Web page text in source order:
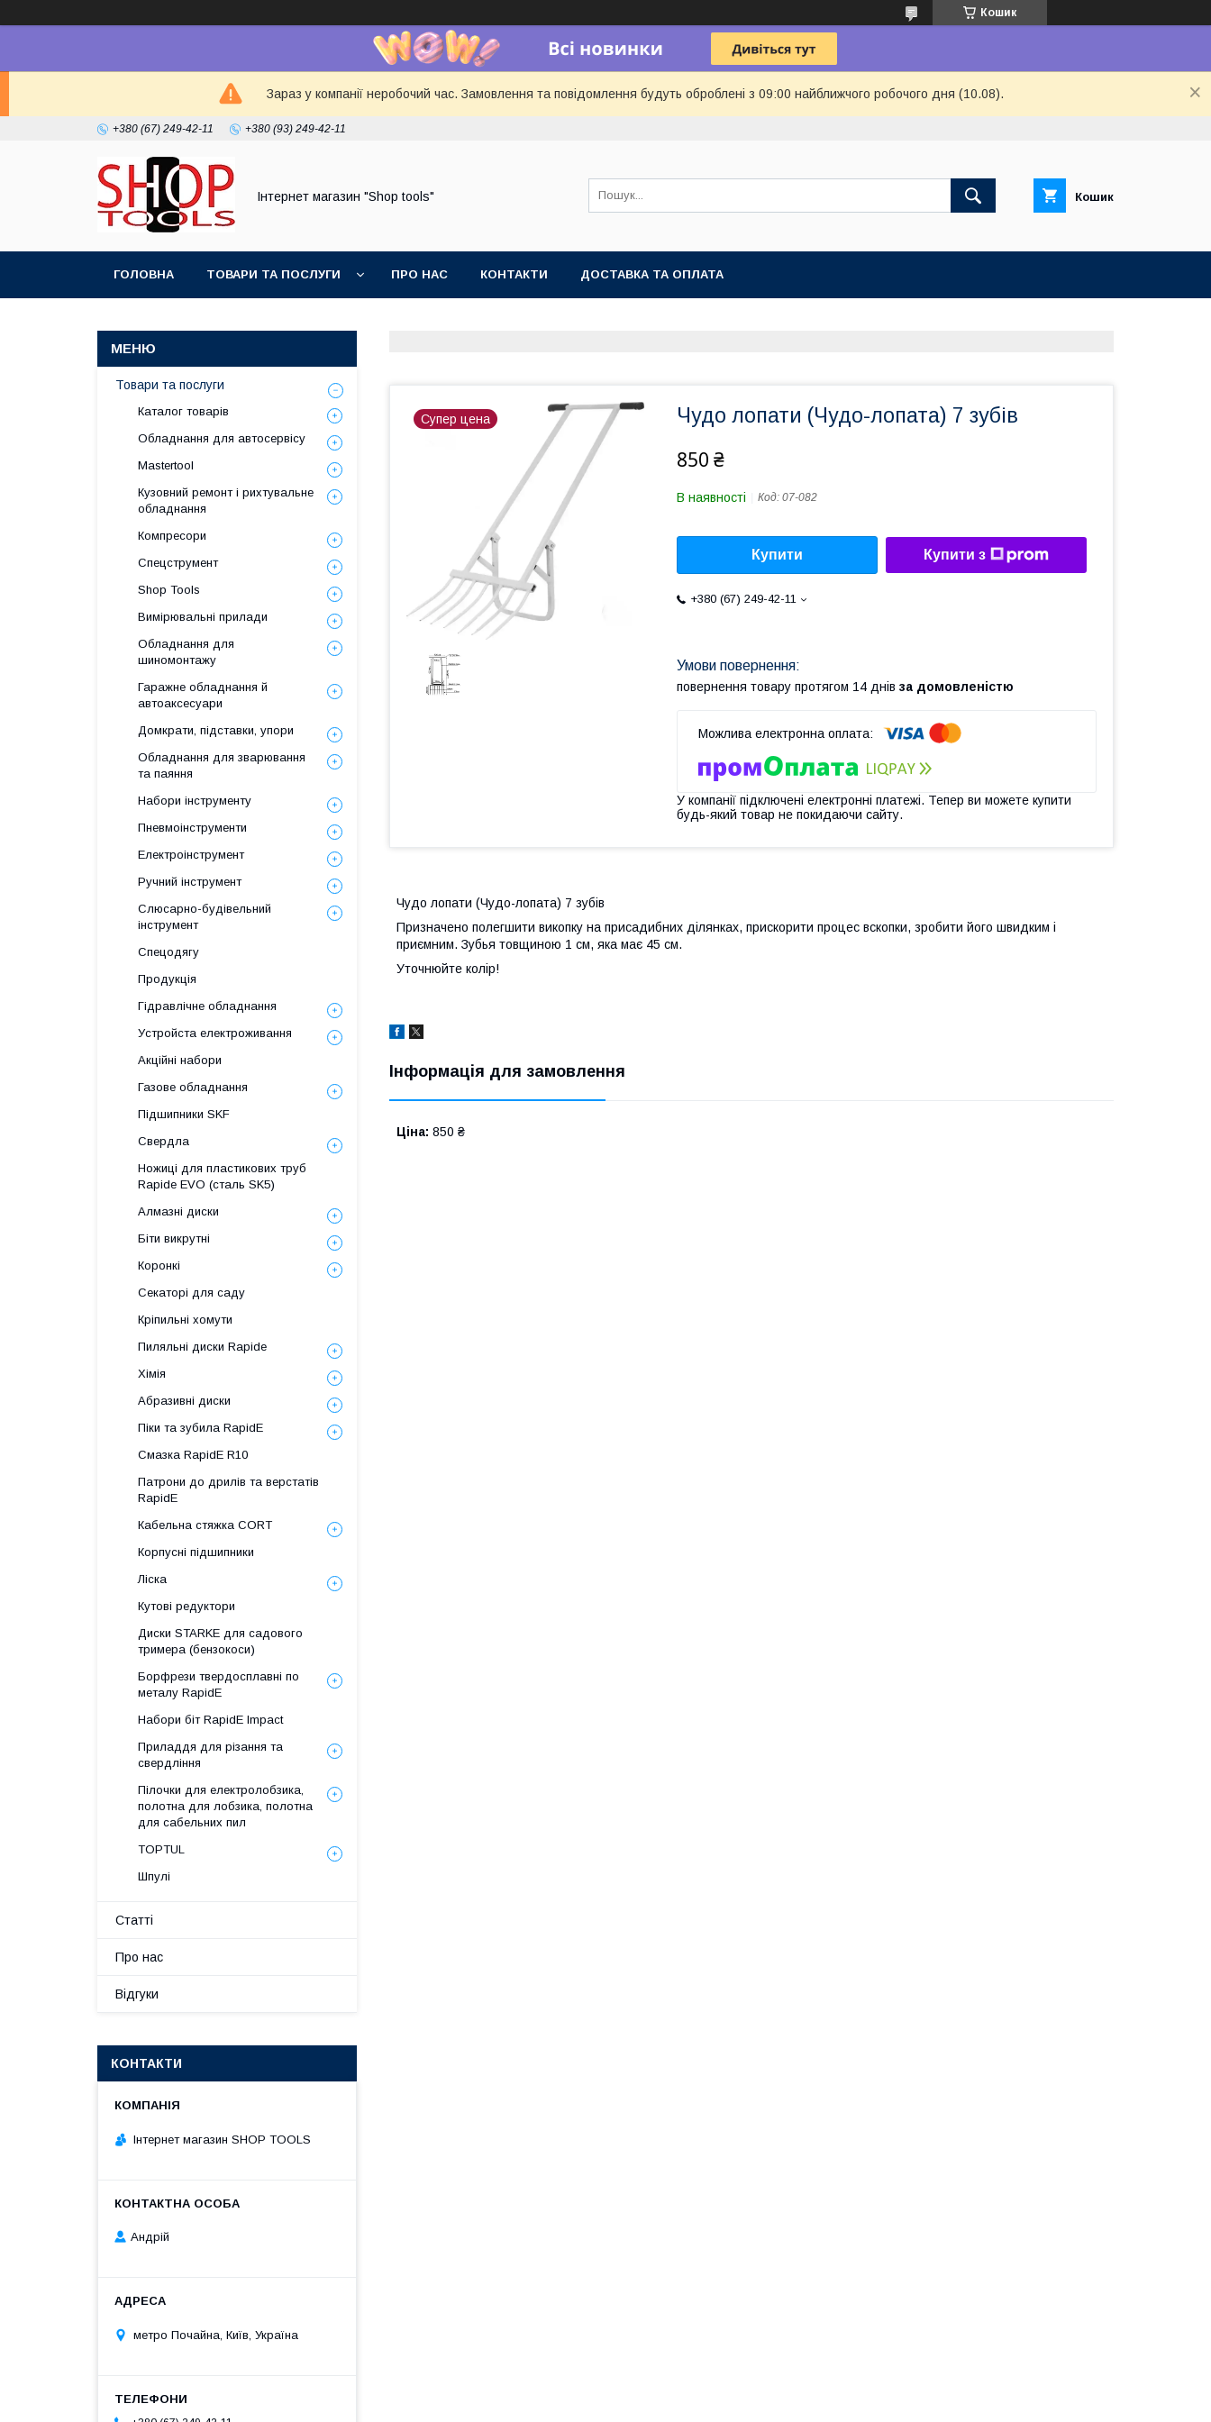
Кошик
Зараз у компанії неробочий час. Замовлення та повідомлення будуть оброблені з 09:00 найближчого робочого дня (10.08).
+380 (67) 249-42-11 +380 (93) 249-42-11
Інтернет магазин "Shop tools" Кошик
ГОЛОВНА ТОВАРИ ТА ПОСЛУГИ ПРО НАС КОНТАКТИ ДОСТАВКА ТА ОПЛАТА
Супер цена Чудо лопати (Чудо-лопата) 7 зубів
850 ₴
В наявності Код: 07-082
Купити Купити з
+380 (67) 249-42-11
повернення товару протягом 14 днів за домовленістю
У компанії підключені електронні платежі. Тепер ви можете купити
будь-який товар не покидаючи сайту.
Чудо лопати (Чудо-лопата) 7 зубів
Призначено полегшити викопку на присадибних ділянках, прискорити процес вскопки, зробити його швидким і
приємним. Зубья товщиною 1 см, яка має 45 см.
Уточнюйте колір!
Інформація для замовлення
Ціна: 850 ₴
Товари та послуги
Каталог товарів
Обладнання для автосервісу
Mastertool
Кузовний ремонт і рихтувальне
обладнання
Компресори
Спецструмент
Shop Tools
Вимірювальні прилади
Обладнання для
шиномонтажу
Гаражне обладнання й
автоаксесуари
Домкрати, підставки, упори
Обладнання для зварювання
та паяння
Набори інструменту
Пневмоінструменти
Електроінструмент
Ручний інструмент
Слюсарно-будівельний
інструмент
Спецодягу
Продукція
Гідравлічне обладнання
Уcтpoйстa елeктpoживання
Акційні набори
Газове обладнання
Підшипники SKF
Свердла
Ножиці для пластикових труб
Rapide EVO (сталь SK5)
Алмазні диски
Біти викрутні
Коронкі
Секаторі для саду
Кріпильні хомути
Пиляльні диски Rapide
Хімія
Абразивні диски
Піки та зубила RapidE
Смазка RapidE R10
Патрони до дрилів та верстатів
RapidE
Кабельна стяжка СORT
Корпусні підшипники
Ліска
Кутові редуктори
Диски STARKE для садового
тримера (бензокоси)
Борфрези твердосплавні по
металу RapidE
Набори біт RapidE Impact
Приладдя для різання та
свердління
Пілочки для електролобзика,
полотна для лобзика, полотна
для сабельних пил
TOPTUL
Шпулі
Статті
Про нас
Відгуки
КОНТАКТИ
Інтернет магазин SHOP TOOLS
Андрій
метро Почайна, Київ, Україна